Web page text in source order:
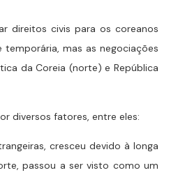
direitos civis para os coreanos
mas as negociações
da Coreia (norte) e República
diversos fatores, entre eles:
cresceu devido à longa
passou a ser visto como um